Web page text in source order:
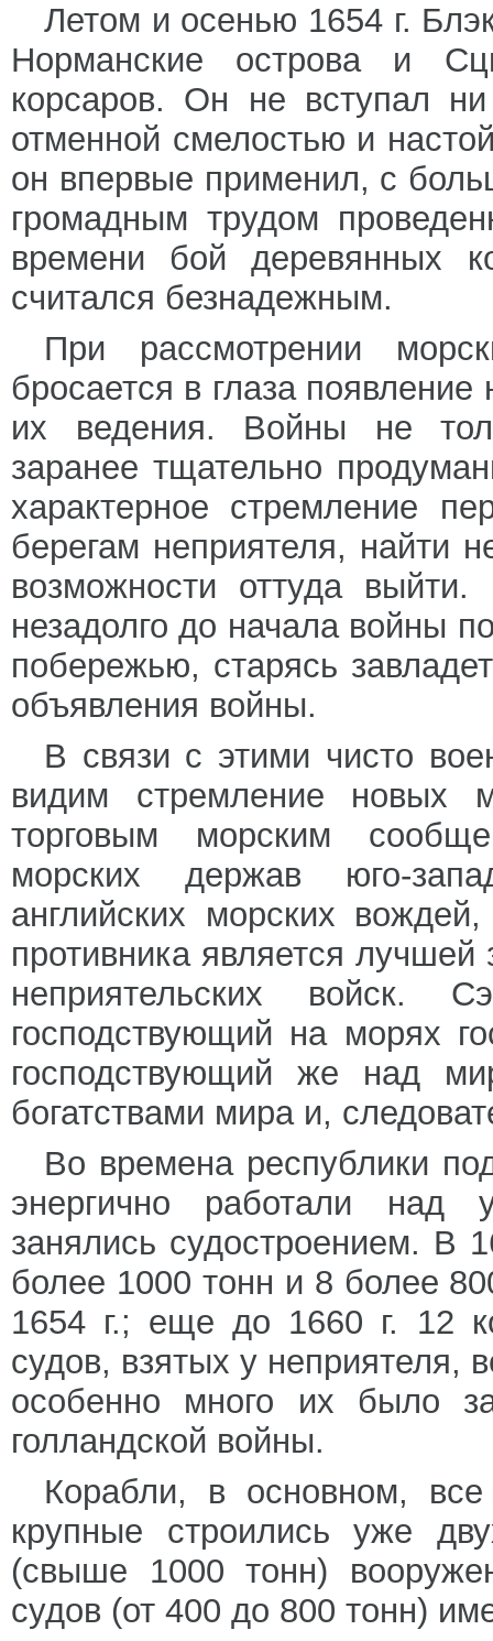
Летом и осенью 1654 г.
Норманские острова и
корсаров. Он не вступал
отменной смелостью и
он впервые применил, с
громадным трудом
времени бой деревянных
считался безнадежным.
При рассмотрении
бросается в глаза
их ведения. Войны не
заранее тщательно
характерное стремление
берегам неприятеля, найти
возможности оттуда
незадолго до начала войны
побережью, старясь
объявления войны.
В связи с этими чисто
видим стремление новых
торговым морским
морских держав юго-
английских морских
противника является
неприятельских войск.
господствующий на морях
господствующий же над
богатствами мира и,
Во времена республики
энергично работали над
занялись судостроением. В
более 1000 тонн и 8 более
1654 г.; еще до 1660 г. 12
судов, взятых у неприятеля,
особенно много их было
голландской войны.
Корабли, в основном,
крупные строились уже
(свыше 1000 тонн)
судов (от 400 до 800 тонн)